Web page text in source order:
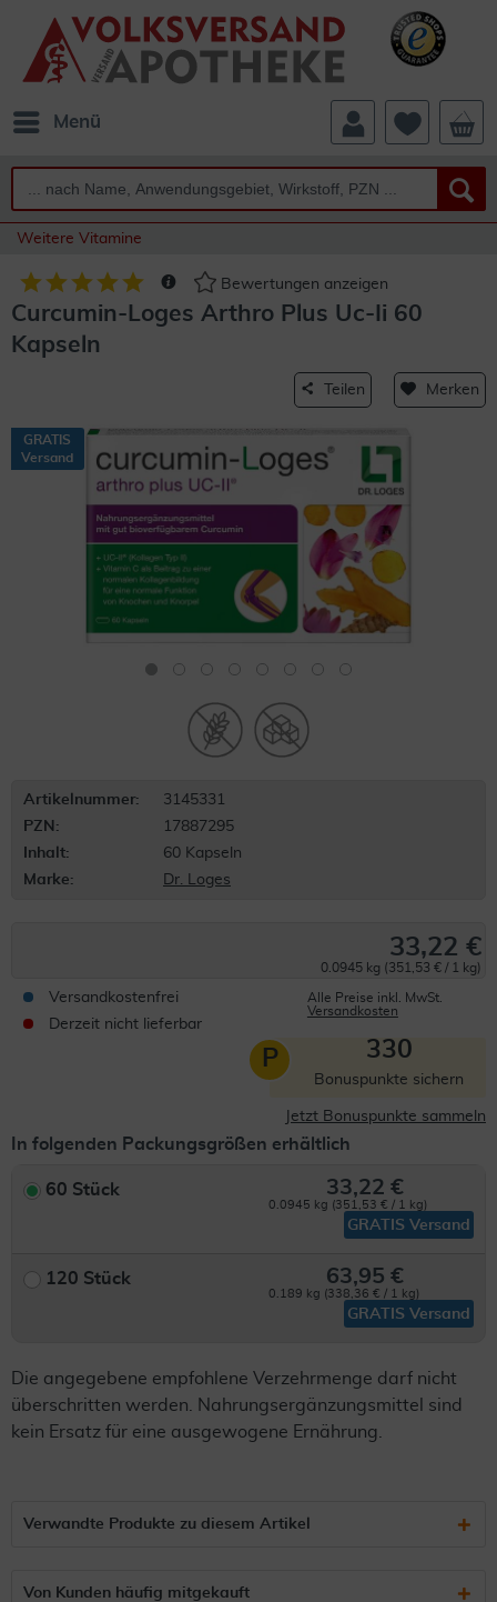
Menü
Weitere Vitamine
Bewertungen anzeigen
Curcumin-Loges Arthro Plus Uc-Ii 60
Kapseln
Teilen Merken
GRATIS
Versand
Artikelnummer:
3145331
PZN:
17887295
Inhalt:
60 Kapseln
Marke:
Dr. Loges
33,22 €
0.0945 kg (351,53 € / 1 kg)
Versandkostenfrei
Derzeit nicht lieferbar
Alle Preise inkl. MwSt.
Versandkosten
P 330
Bonuspunkte sichern
Jetzt Bonuspunkte sammeln
In folgenden Packungsgrößen erhältlich
60 Stück 33,22 €
0.0945 kg (351,53 € / 1 kg)
GRATIS Versand
120 Stück 63,95 €
0.189 kg (338,36 € / 1 kg)
GRATIS Versand
Die angegebene empfohlene Verzehrmenge darf nicht
überschritten werden. Nahrungsergänzungsmittel sind
kein Ersatz für eine ausgewogene Ernährung.
Verwandte Produkte zu diesem Artikel
Von Kunden häufig mitgekauft